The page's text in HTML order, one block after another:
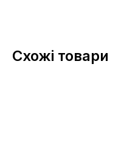
Схожі товари